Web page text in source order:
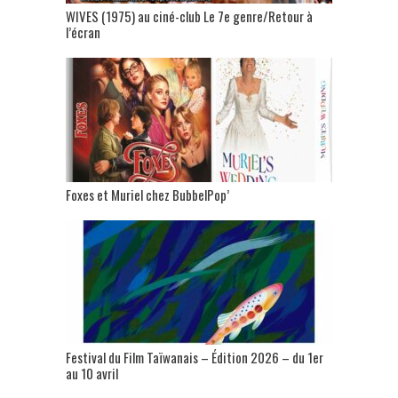
WIVES (1975) au ciné-club Le 7e genre/Retour à
l’écran
Foxes et Muriel chez BubbelPop’
Festival du Film Taïwanais – Édition 2026 – du 1er
au 10 avril